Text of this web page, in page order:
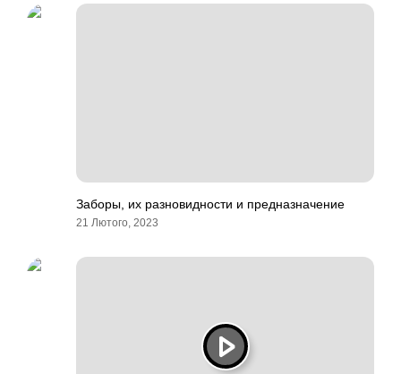
Заборы, их разновидности и предназначение
21 Лютого, 2023